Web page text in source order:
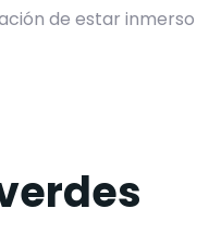
de estar inmerso